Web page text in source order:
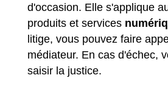
d'occasion. Elle s'applique
produits et services
litige, vous pouvez faire
médiateur. En cas d'échec,
saisir la justice.